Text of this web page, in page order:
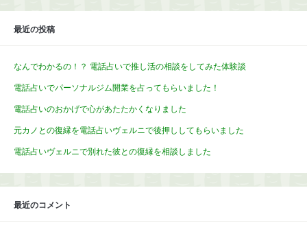
最近の投稿
なんでわかるの！？ 電話占いで推し活の相談をしてみた体験談
電話占いでパーソナルジム開業を占ってもらいました！
電話占いのおかげで心があたたかくなりました
元カノとの復縁を電話占いヴェルニで後押ししてもらいました
電話占いヴェルニで別れた彼との復縁を相談しました
最近のコメント